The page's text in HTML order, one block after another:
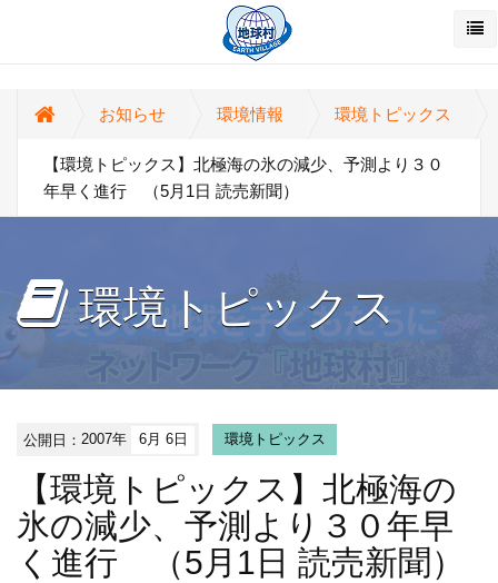
お知らせ 環境情報 環境トピックス
【環境トピックス】北極海の氷の減少、予測より３０
年早く進行 （5月1日 読売新聞）
環境トピックス
公開日：2007年 6月 6日 環境トピックス
【環境トピックス】北極海の
氷の減少、予測より３０年早
く進行 （5月1日 読売新聞）